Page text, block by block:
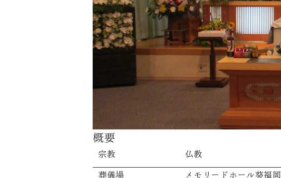
概要
宗教 仏教
葬儀場 メモリードホール葵福岡